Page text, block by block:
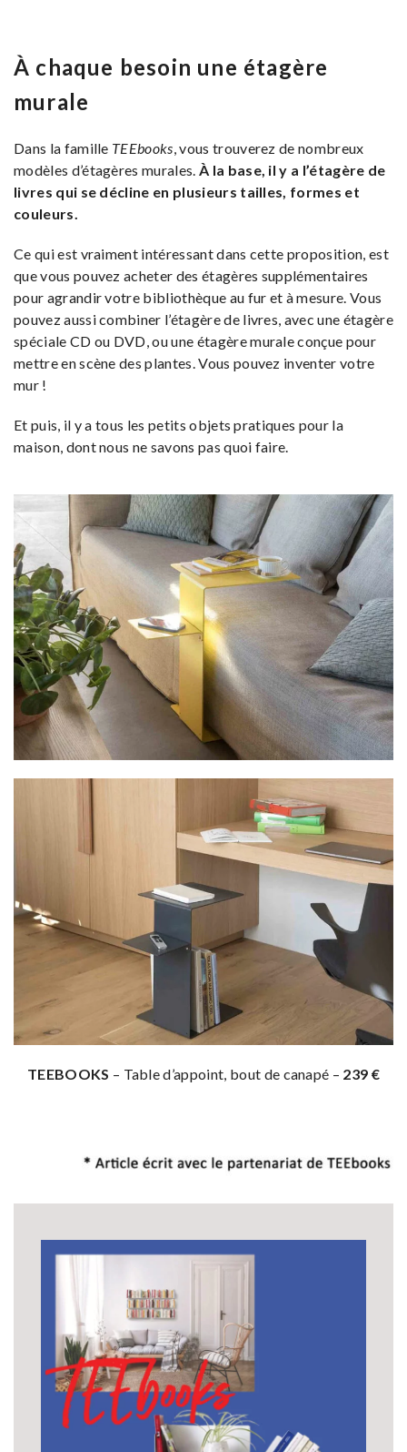
À chaque besoin une étagère
murale
Dans la famille TEEbooks, vous trouverez de nombreux
modèles d’étagères murales. À la base, il y a l’étagère de
livres qui se décline en plusieurs tailles, formes et
couleurs.
Ce qui est vraiment intéressant dans cette proposition, est
que vous pouvez acheter des étagères supplémentaires
pour agrandir votre bibliothèque au fur et à mesure. Vous
pouvez aussi combiner l’étagère de livres, avec une étagère
spéciale CD ou DVD, ou une étagère murale conçue pour
mettre en scène des plantes. Vous pouvez inventer votre
mur !
Et puis, il y a tous les petits objets pratiques pour la
maison, dont nous ne savons pas quoi faire.
TEEBOOKS – Table d’appoint, bout de canapé – 239 €